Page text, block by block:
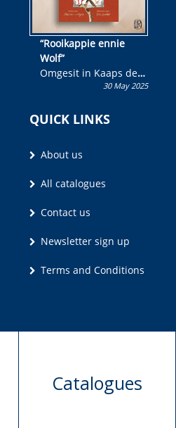
“Rooikappie ennie
Wolf”
Omgesit in Kaaps deur
Olivia M. Coetzee30 May 2025
QUICK LINKS
About us
All catalogues
Contact us
Newsletter sign up
Terms and Conditions
Catalogues